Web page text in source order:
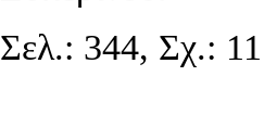
Σελ.: 344, Σχ.: